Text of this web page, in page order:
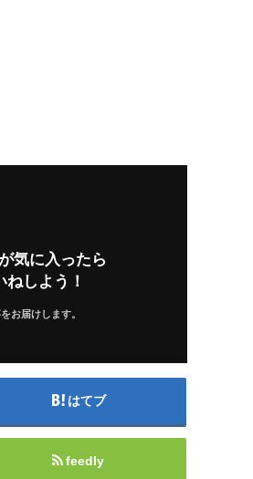
気に入ったら
ねしよう！
お届けします。
はてブ
feedly